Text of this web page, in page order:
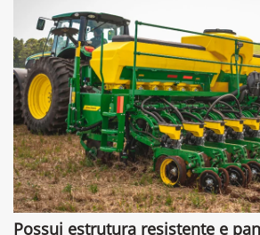
Possui estrutura resistente e